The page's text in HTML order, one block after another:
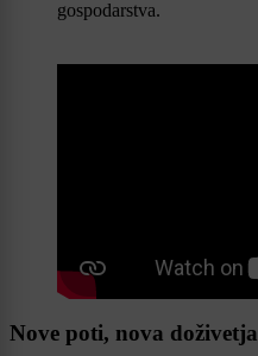
gospodarstva.
Nove poti, nova doživetja